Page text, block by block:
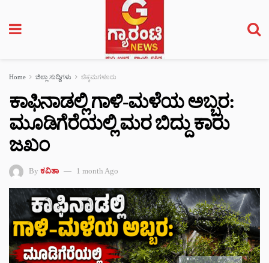
Home ಜಿಲ್ಲಾ ಸುದ್ದಿಗಳು ಚಿಕ್ಕಮಗಳೂರು
ಕಾಫಿನಾಡಲ್ಲಿ ಗಾಳಿ-ಮಳೆಯ ಅಬ್ಬರ:
ಮೂಡಿಗೆರೆಯಲ್ಲಿ ಮರ ಬಿದ್ದು ಕಾರು
ಜಖಂ
By ಕವಿತಾ 1 month Ago